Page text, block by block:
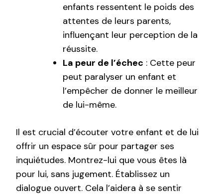
enfants ressentent le poids des
attentes de leurs parents,
influençant leur perception de la
réussite.
La peur de l’échec : Cette peur
peut paralyser un enfant et
l’empêcher de donner le meilleur
de lui-même.
Il est crucial d’écouter votre enfant et de lui
offrir un espace sûr pour partager ses
inquiétudes. Montrez-lui que vous êtes là
pour lui, sans jugement. Établissez un
dialogue ouvert. Cela l’aidera à se sentir